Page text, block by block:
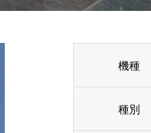
機種
種別